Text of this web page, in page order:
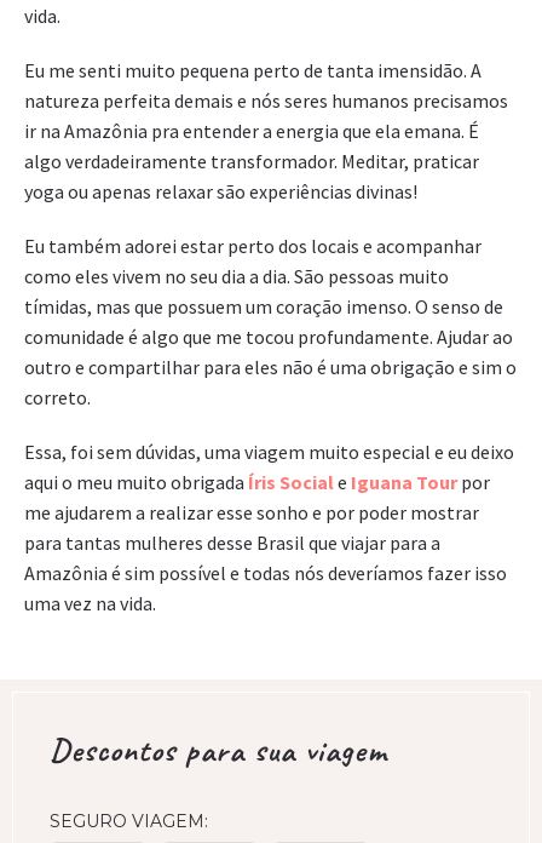
vida.
Eu me senti muito pequena perto de tanta imensidão. A
natureza perfeita demais e nós seres humanos precisamos
ir na Amazônia pra entender a energia que ela emana. É
algo verdadeiramente transformador. Meditar, praticar
yoga ou apenas relaxar são experiências divinas!
Eu também adorei estar perto dos locais e acompanhar
como eles vivem no seu dia a dia. São pessoas muito
tímidas, mas que possuem um coração imenso. O senso de
comunidade é algo que me tocou profundamente. Ajudar ao
outro e compartilhar para eles não é uma obrigação e sim o
correto.
Essa, foi sem dúvidas, uma viagem muito especial e eu deixo
aqui o meu muito obrigada Íris Sociale Iguana Tour por
me ajudarem a realizar esse sonho e por poder mostrar
para tantas mulheres desse Brasil que viajar para a
Amazônia é sim possível e todas nós deveríamos fazer isso
uma vez na vida.
Descontos para sua viagem
SEGURO VIAGEM: